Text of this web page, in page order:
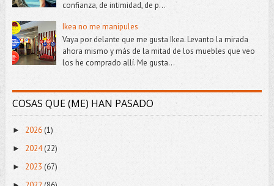
confianza, de intimidad, de p...
Ikea no me manipules
Vaya por delante que me gusta Ikea. Levanto la mirada
ahora mismo y más de la mitad de los muebles que veo
los he comprado allí. Me gusta...
COSAS QUE (ME) HAN PASADO
► 2026 (1)
► 2024(22)
► 2023 (67)